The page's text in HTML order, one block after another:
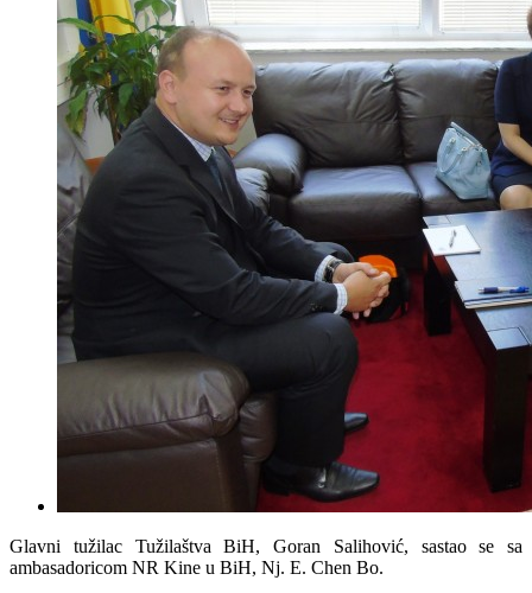
Glavni tužilac Tužilaštva BiH, Goran Salihović, sastao se sa
ambasadoricom NR Kine u BiH, Nj. E. Chen Bo.